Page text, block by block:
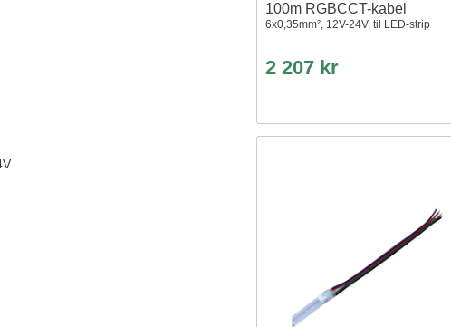
100m RGBCCT-kabel
6x0,35mm², 12V-24V, til LED-strip
2 207 kr